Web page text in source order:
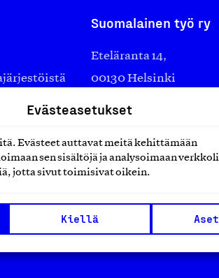
Evästeasetukset
Evästeet auttavat meitä kehittämään
sen sisältöjä ja analysoimaan
jotta sivut toimisivat oikein.
Kiellä
ihmisiä ja
työtä!
Suomalainen työ ry
Eteläranta 14,
00130 Helsinki